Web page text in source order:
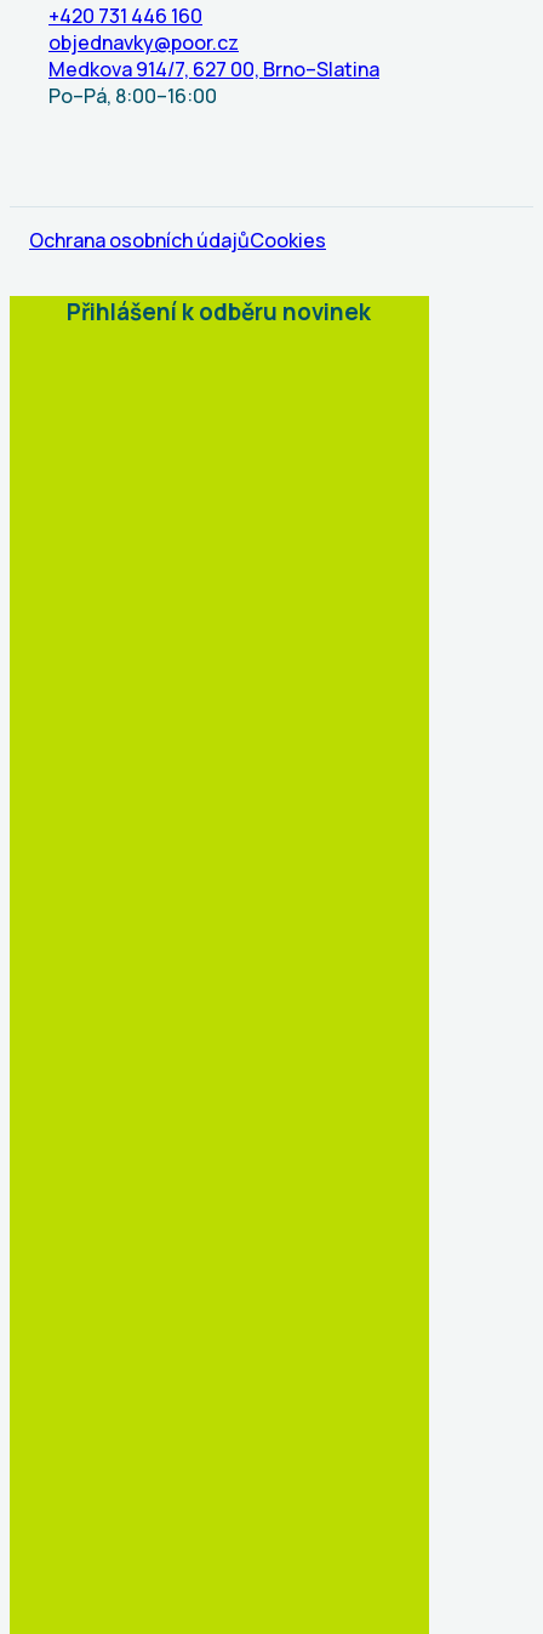
+420 731 446 160
objednavky@poor.cz
Medkova 914/7, 627 00, Brno–Slatina
Po–Pá, 8:00–16:00
Ochrana osobních údajůCookies
Přihlášení k odběru novinek